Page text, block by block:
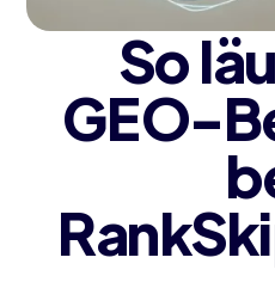
So
GEO-